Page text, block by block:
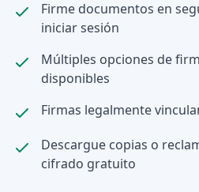
Firme documentos en
iniciar sesión
Múltiples opciones de
disponibles
Firmas legalmente
Descargue copias o
cifrado gratuito